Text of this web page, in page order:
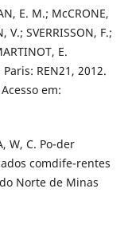
E. M.; McCRONE,
SVERRISSON, F.;
E.
REN21, 2012.
em:
W, C. Po-der
comdife-rentes
Norte de Minas